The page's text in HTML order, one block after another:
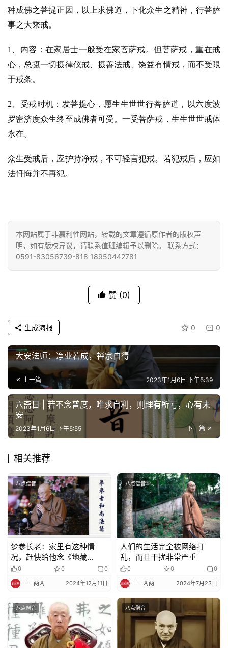
纪
佛
艺
政
策
规
种成佛之菩提正因，以上求佛道，下化众生之精神，行菩萨
事之大乘戒。
1、内容：在家居士一般受在家菩萨戒。但菩萨戒，重在戒
心，总摄一切摄律仪戒、摄善法戒、饶益有情戒，而不受限
于戒条。
2、受戒时机：发菩提心，愿生生世世行菩萨道，以六度波
罗密济度众生终至成佛者可受。一受菩萨戒，生生世世戒体
永在。
众生受戒后，应护持净戒，不可轻言犯戒。若犯戒后，应如
法忏悔并不再犯。
本网站属于非赢利性网站，转载的文章遵循原作者的版权声
明，如有版权异议，请联系值班编辑予以删除。 联系方式：
0591-83056739-818 18950442781
赞 (0)
0 0
生成海报
大安法师：净业若成，禅宗自得
上一篇 2023年1月6日 下午5:39
六斋日 | 若不念普度，唯求自利，则理有所亏，心有未
安
下一篇
2023年1月6日 下午5:55
相关推荐
八点僧音
梦参长老：家里有这种情
况，赶快给他念《地藏
经》、做好事
0 0 0
三三两两 2024年12月11日
八点僧音
人们的生活完全被网络打
乱，而且干扰非常严重
0 0 0
三三两两 2024年7月23日
八点僧音 八点僧音